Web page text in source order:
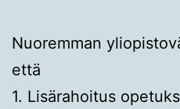
Nuoremman
että
1. Lisärahoitus